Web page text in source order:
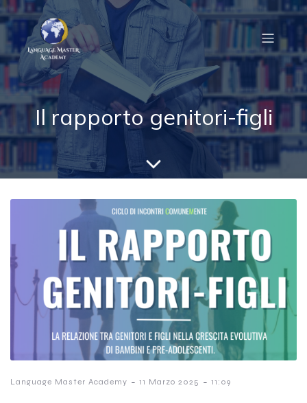
Il rapporto genitori-figli
Language Master Academy - 11 Marzo 2025 - 11:09